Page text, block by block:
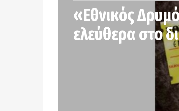
«Εθνικός
ελεύθερα στο